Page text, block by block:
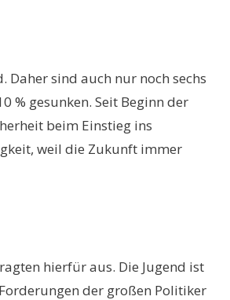
sind auch nur noch sechs
% gesunken. Seit Beginn der
beim Einstieg ins
weil die Zukunft immer
hierfür aus. Die Jugend ist
der großen Politiker